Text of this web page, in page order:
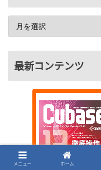
最新コンテンツ
メニュー ホーム